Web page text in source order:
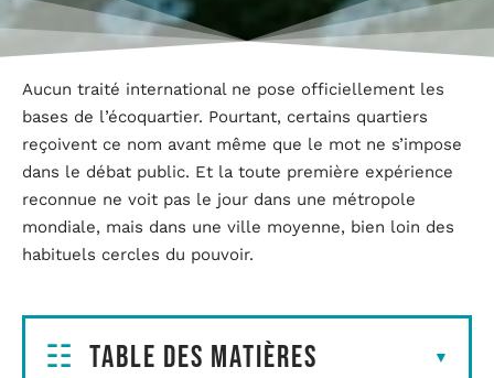
Aucun traité international ne pose officiellement les
bases de l’écoquartier. Pourtant, certains quartiers
reçoivent ce nom avant même que le mot ne s’impose
dans le débat public. Et la toute première expérience
reconnue ne voit pas le jour dans une métropole
mondiale, mais dans une ville moyenne, bien loin des
habituels cercles du pouvoir.
Table des matières